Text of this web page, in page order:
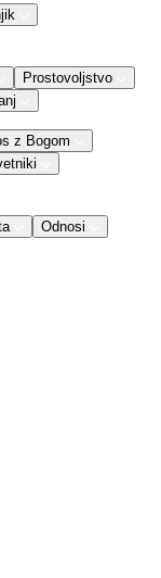
Prostovoljstvo
z Bogom
Odnosi